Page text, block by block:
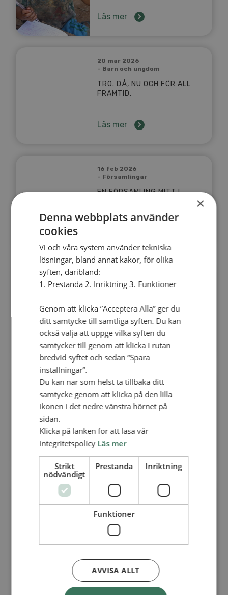
Läs mer
20 mar 2026
– Barn och ungdom
TRO. DÅ, NU OCH FÖR ALL
FRAMTID.
Läs mer
16 feb 2026
– Församlingar
EN FÖRSAMLING MITT I
30 jan 2026
– Utbildning
FRAMTIDEN
Läs mer
3 dec 2025
– Församlingar
LOTTAS LÄNGTAN BLEV ETT
Läs mer
18 nov 2025
HÄR SKER FÖRÄNDRINGEN
FÖR ROMSKA BARN
Läs mer
×
Denna webbplats använder
cookies
Vi och våra system använder tekniska
lösningar, bland annat kakor, för olika
syften, däribland:
1. Prestanda 2. Inriktning 3. Funktioner
Genom att klicka ”Acceptera Alla” ger du
ditt samtycke till samtliga syften. Du kan
också välja att uppge vilka syften du
samtycker till genom att klicka i rutan
bredvid syftet och sedan ”Spara
inställningar”.
Du kan när som helst ta tillbaka ditt
samtycke genom att klicka på den lilla
ikonen i det nedre vänstra hörnet på
sidan.
Klicka på länken för att läsa vår
integritetspolicy Läs mer
Strikt
nödvändigt
Prestanda Inriktning
Funktioner
AVVISA ALLT